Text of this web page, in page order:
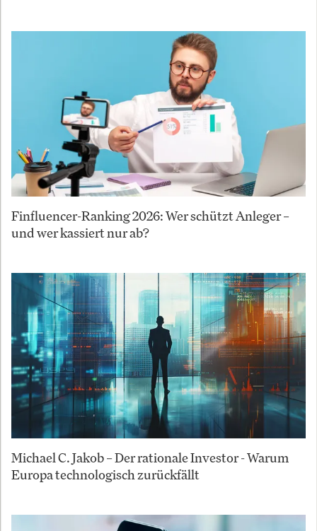
Finfluencer-Ranking 2026: Wer schützt Anleger –
und wer kassiert nur ab?
Michael C. Jakob – Der rationale Investor - Warum
Europa technologisch zurückfällt